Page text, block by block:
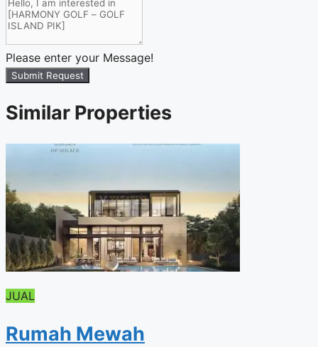
Please enter your Message!
Submit Request
Similar Properties
JUAL
Rumah Mewah